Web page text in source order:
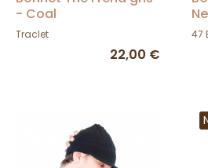
- Coal
Traclet
22,00 €
47